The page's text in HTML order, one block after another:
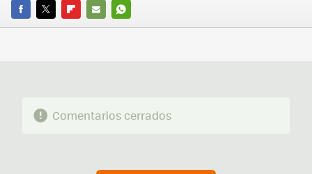
FACEBOOK
TWITTERFLIPBOARD
E-
WHATSAPP
Comentarios cerrados